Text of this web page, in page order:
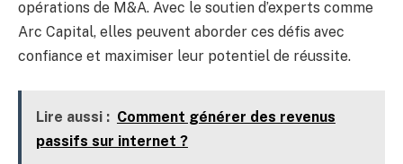
opérations de M&A. Avec le soutien d’experts comme
Arc Capital, elles peuvent aborder ces défis avec
confiance et maximiser leur potentiel de réussite.
Lire aussi : Comment générer des revenus
passifs sur internet ?